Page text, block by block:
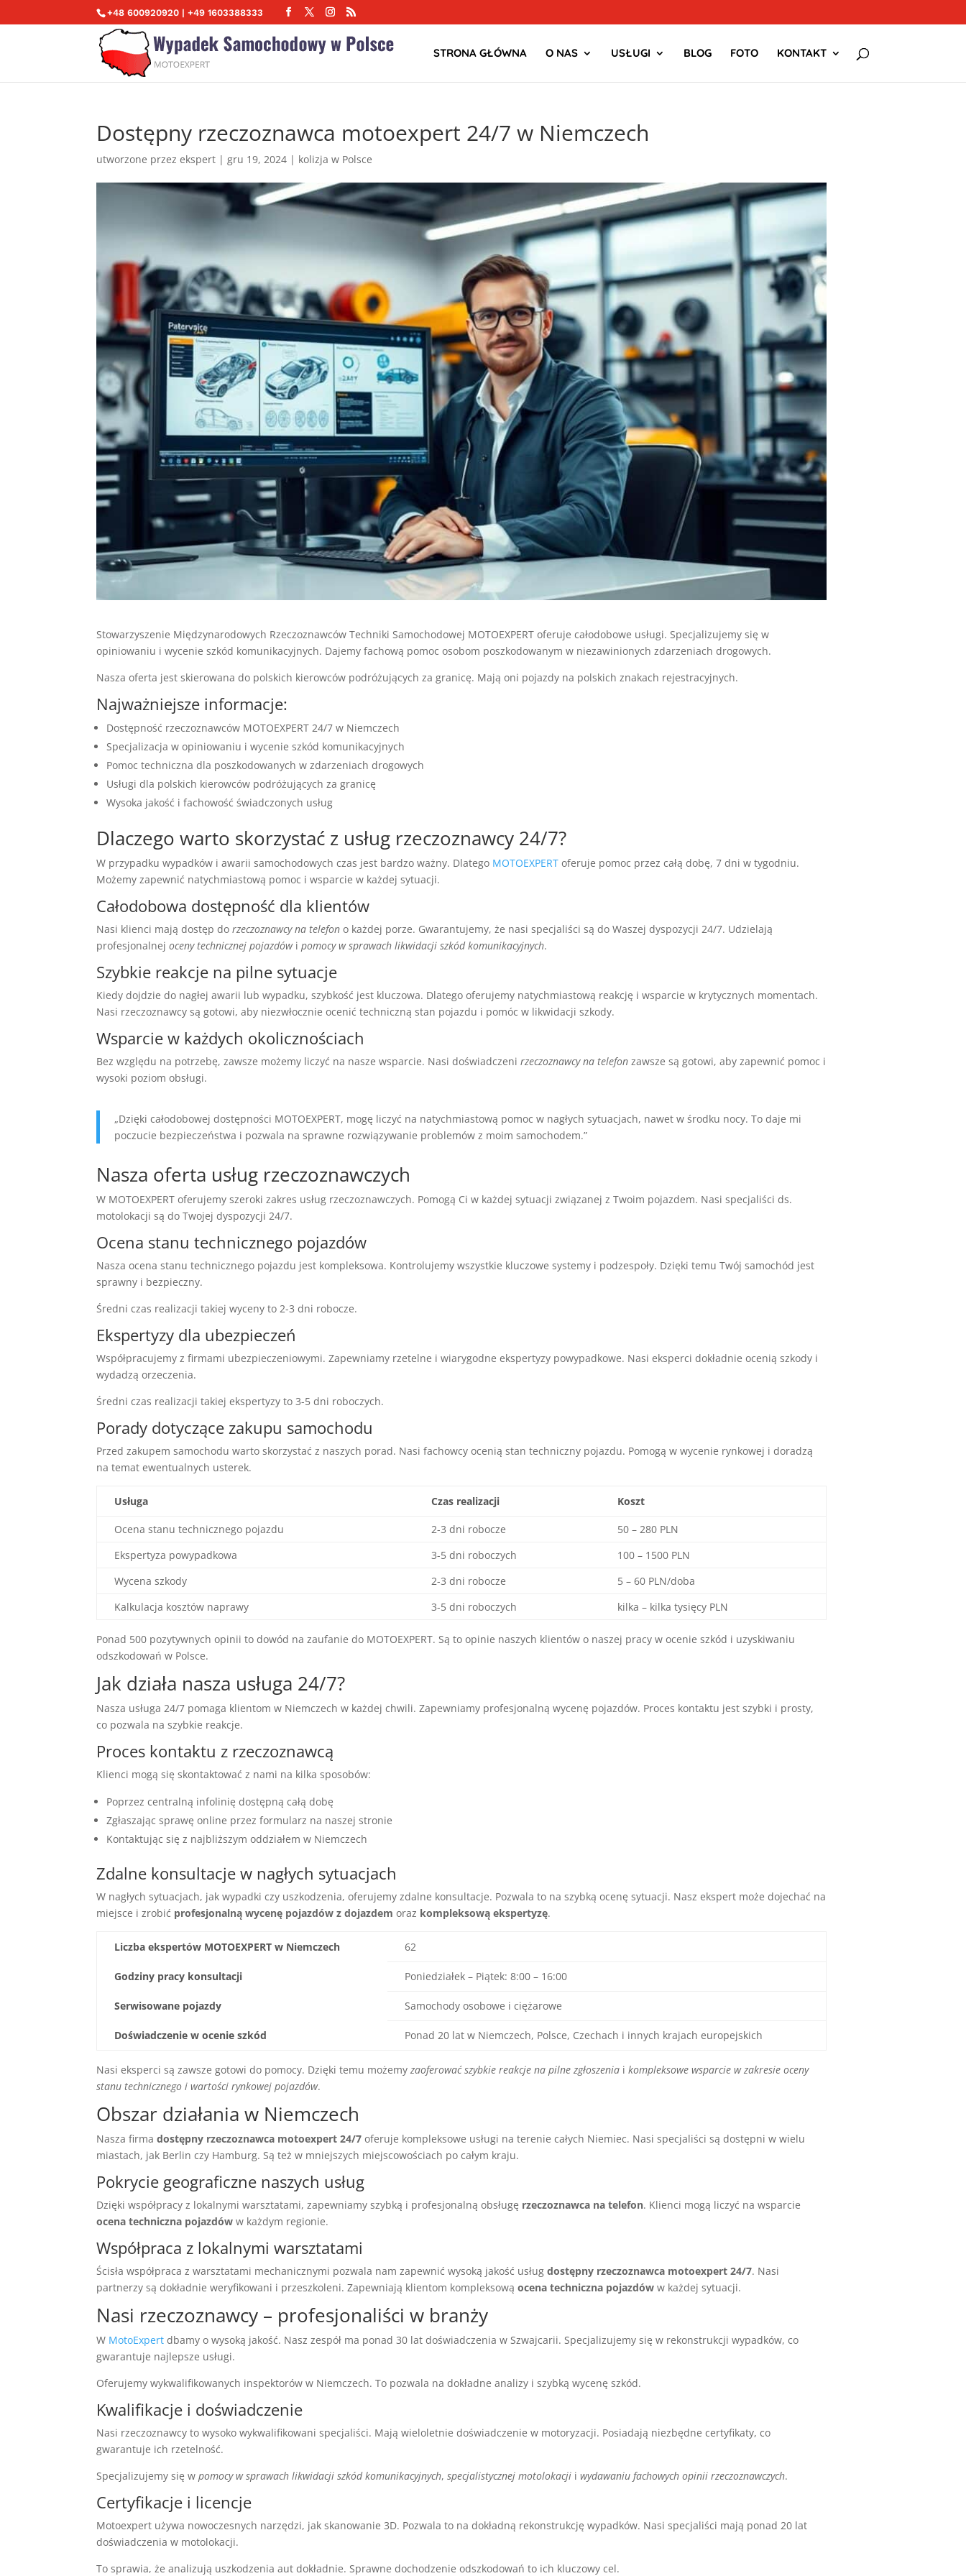
+48 600920920 | +49 1603388333
STRONA GŁÓWNA O NAS USŁUGI BLOG FOTO KONTAKT
Dostępny rzeczoznawca motoexpert 24/7 w Niemczech
utworzone przezekspert |gru 19, 2024 | kolizja w Polsce
Stowarzyszenie Międzynarodowych Rzeczoznawców Techniki Samochodowej MOTOEXPERT oferuje całodobowe usługi. Specjalizujemy się w
opiniowaniu i wycenie szkód komunikacyjnych. Dajemy fachową pomoc osobom poszkodowanym w niezawinionych zdarzeniach drogowych.
Nasza oferta jest skierowana do polskich kierowców podróżujących za granicę. Mają oni pojazdy na polskich znakach rejestracyjnych.
Najważniejsze informacje:
Dostępność rzeczoznawców MOTOEXPERT 24/7 w Niemczech
Specjalizacja w opiniowaniu i wycenie szkód komunikacyjnych
Pomoc techniczna dla poszkodowanych w zdarzeniach drogowych
Usługi dla polskich kierowców podróżujących za granicę
Wysoka jakość i fachowość świadczonych usług
Dlaczego warto skorzystać z usług rzeczoznawcy 24/7?
W przypadku wypadków i awarii samochodowych czas jest bardzo ważny. Dlatego MOTOEXPERT oferuje pomoc przez całą dobę, 7 dni w tygodniu.
Możemy zapewnić natychmiastową pomoc i wsparcie w każdej sytuacji.
Całodobowa dostępność dla klientów
Nasi klienci mają dostęp dorzeczoznawcy na telefon o każdej porze. Gwarantujemy, że nasi specjaliści są do Waszej dyspozycji 24/7. Udzielają
profesjonalnejoceny technicznej pojazdówipomocy w sprawach likwidacji szkód komunikacyjnych.
Szybkie reakcje na pilne sytuacje
Kiedy dojdzie do nagłej awarii lub wypadku, szybkość jest kluczowa. Dlatego oferujemy natychmiastową reakcję i wsparcie w krytycznych momentach.
Nasi rzeczoznawcy są gotowi, aby niezwłocznie ocenić techniczną stan pojazdu i pomóc w likwidacji szkody.
Wsparcie w każdych okolicznościach
Bez względu na potrzebę, zawsze możemy liczyć na nasze wsparcie. Nasi doświadczenirzeczoznawcy na telefon zawsze są gotowi, aby zapewnić pomoc i
wysoki poziom obsługi.
„Dzięki całodobowej dostępności MOTOEXPERT, mogę liczyć na natychmiastową pomoc w nagłych sytuacjach, nawet w środku nocy. To daje mi
poczucie bezpieczeństwa i pozwala na sprawne rozwiązywanie problemów z moim samochodem.”
Nasza oferta usług rzeczoznawczych
W MOTOEXPERT oferujemy szeroki zakres usług rzeczoznawczych. Pomogą Ci w każdej sytuacji związanej z Twoim pojazdem. Nasi specjaliści ds.
motolokacji są do Twojej dyspozycji 24/7.
Ocena stanu technicznego pojazdów
Nasza ocena stanu technicznego pojazdu jest kompleksowa. Kontrolujemy wszystkie kluczowe systemy i podzespoły. Dzięki temu Twój samochód jest
sprawny i bezpieczny.
Średni czas realizacji takiej wyceny to 2-3 dni robocze.
Ekspertyzy dla ubezpieczeń
Współpracujemy z firmami ubezpieczeniowymi. Zapewniamy rzetelne i wiarygodne ekspertyzy powypadkowe. Nasi eksperci dokładnie ocenią szkody i
wydadzą orzeczenia.
Średni czas realizacji takiej ekspertyzy to 3-5 dni roboczych.
Porady dotyczące zakupu samochodu
Przed zakupem samochodu warto skorzystać z naszych porad. Nasi fachowcy ocenią stan techniczny pojazdu. Pomogą w wycenie rynkowej i doradzą
na temat ewentualnych usterek.
Usługa Czas realizacji Koszt
Ocena stanu technicznego pojazdu 2-3 dni robocze
50 – 280 PLN
Ekspertyza powypadkowa
3-5 dni roboczych
100 – 1500 PLN
Wycena szkody
2-3 dni robocze
5 – 60 PLN/doba
Kalkulacja kosztów naprawy
3-5 dni roboczych kilka – kilka tysięcy PLN
Ponad 500 pozytywnych opinii to dowód na zaufanie do MOTOEXPERT. Są to opinie naszych klientów o naszej pracy w ocenie szkód i uzyskiwaniu
odszkodowań w Polsce.
Jak działa nasza usługa 24/7?
Nasza usługa 24/7 pomaga klientom w Niemczech w każdej chwili. Zapewniamy profesjonalną wycenę pojazdów. Proces kontaktu jest szybki i prosty,
co pozwala na szybkie reakcje.
Proces kontaktu z rzeczoznawcą
Klienci mogą się skontaktować z nami na kilka sposobów:
Poprzez centralną infolinię dostępną całą dobę
Zgłaszając sprawę online przez formularz na naszej stronie
Kontaktując się z najbliższym oddziałem w Niemczech
Zdalne konsultacje w nagłych sytuacjach
W nagłych sytuacjach, jak wypadki czy uszkodzenia, oferujemy zdalne konsultacje. Pozwala to na szybką ocenę sytuacji. Nasz ekspert może dojechać na
miejsce i zrobić profesjonalną wycenę pojazdów z dojazdem oraz kompleksową ekspertyzę.
Liczba ekspertów MOTOEXPERT w Niemczech 62
Godziny pracy konsultacji Poniedziałek – Piątek: 8:00 – 16:00
Serwisowane pojazdy Samochody osobowe i ciężarowe
Doświadczenie w ocenie szkód Ponad 20 lat w Niemczech, Polsce, Czechach i innych krajach europejskich
Nasi eksperci są zawsze gotowi do pomocy. Dzięki temu możemyzaoferować szybkie reakcje na pilne zgłoszenia ikompleksowe wsparcie w zakresie oceny
stanu technicznego i wartości rynkowej pojazdów.
Obszar działania w Niemczech
Nasza firmadostępny rzeczoznawca motoexpert 24/7 oferuje kompleksowe usługi na terenie całych Niemiec. Nasi specjaliści są dostępni w wielu
miastach, jak Berlin czy Hamburg. Są też w mniejszych miejscowościach po całym kraju.
Pokrycie geograficzne naszych usług
Dzięki współpracy z lokalnymi warsztatami, zapewniamy szybką i profesjonalną obsługę rzeczoznawca na telefon. Klienci mogą liczyć na wsparcie
ocena techniczna pojazdów w każdym regionie.
Współpraca z lokalnymi warsztatami
Ścisła współpraca z warsztatami mechanicznymi pozwala nam zapewnić wysoką jakość usługdostępny rzeczoznawca motoexpert 24/7. Nasi
partnerzy są dokładnie weryfikowani i przeszkoleni. Zapewniają klientom kompleksowąocena techniczna pojazdów w każdej sytuacji.
Nasi rzeczoznawcy – profesjonaliści w branży
W MotoExpert dbamy o wysoką jakość. Nasz zespół ma ponad 30 lat doświadczenia w Szwajcarii. Specjalizujemy się w rekonstrukcji wypadków, co
gwarantuje najlepsze usługi.
Oferujemy wykwalifikowanych inspektorów w Niemczech. To pozwala na dokładne analizy i szybką wycenę szkód.
Kwalifikacje i doświadczenie
Nasi rzeczoznawcy to wysoko wykwalifikowani specjaliści. Mają wieloletnie doświadczenie w motoryzacji. Posiadają niezbędne certyfikaty, co
gwarantuje ich rzetelność.
Specjalizujemy się wpomocy w sprawach likwidacji szkód komunikacyjnych,specjalistycznej motolokacji iwydawaniu fachowych opinii rzeczoznawczych.
Certyfikacje i licencje
Motoexpert używa nowoczesnych narzędzi, jak skanowanie 3D. Pozwala to na dokładną rekonstrukcję wypadków. Nasi specjaliści mają ponad 20 lat
doświadczenia w motolokacji.
To sprawia, że analizują uszkodzenia aut dokładnie. Sprawne dochodzenie odszkodowań to ich kluczowy cel.